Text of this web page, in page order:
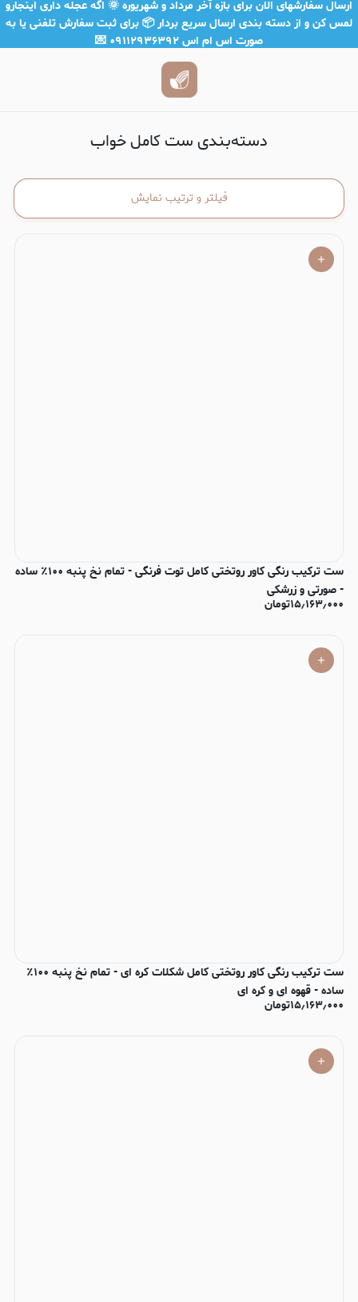
ست کامل خواب
ارسال سفارشهای الان برای بازه آخر مرداد و شهریوره 🌞 اگه عجله داری اینجارو
لمس کن و از دسته بندی ارسال سریع بردار 📦 برای ثبت سفارش تلفنی یا به
صورت اس ام اس ۰۹۱۱۲۹۳۶۳۹۲ 💌
دسته‌بندی ست کامل خواب
فیلتر و ترتیب نمایش
ست ترکیب رنگی کاور روتختی کامل توت فرنگی - تمام نخ پنبه ۱۰۰٪ ساده
- صورتی و زرشکی
۱۵٫۱۶۳٫۰۰۰تومان
ست ترکیب رنگی کاور روتختی کامل شکلات کره ای - تمام نخ پنبه ۱۰۰٪
ساده - قهوه ای و کره ای
۱۵٫۱۶۳٫۰۰۰تومان